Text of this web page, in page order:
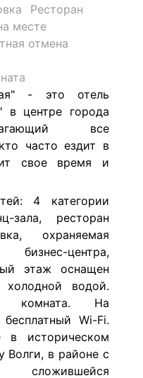
Ресторан
месте
отмена
- это отель
в центре города
все
часто ездит в
свое время и
4 категории
зала, ресторан
охраняемая
центра,
этаж оснащен
водой.
комната. На
Wi-Fi.
в историческом
Волги, в районе с